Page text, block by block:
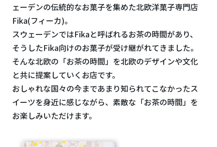
ェーデンの伝統的なお菓子を集めた北欧洋菓子専門店
Fika(フィーカ)。
スウェーデンではFikaと呼ばれるお茶の時間があり、
そうしたFika向けのお菓子が受け継がれてきました。
そんな北欧の「お茶の時間」を北欧のデザインや文化
と共に提案していくお店です。
おしゃれな国々の今まであまり知られてこなかったス
イーツを身近に感じながら、素敵な「お茶の時間」を
お楽しみいただけます。